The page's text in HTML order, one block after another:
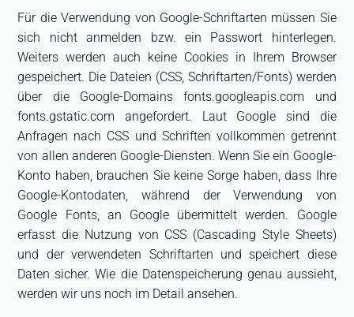
Für die Verwendung von Google-Schriftarten müssen Sie
sich nicht anmelden bzw. ein Passwort hinterlegen.
Weiters werden auch keine Cookies in Ihrem Browser
gespeichert. Die Dateien (CSS, Schriftarten/Fonts) werden
über die Google-Domains fonts.googleapis.com und
fonts.gstatic.com angefordert. Laut Google sind die
Anfragen nach CSS und Schriften vollkommen getrennt
von allen anderen Google-Diensten. Wenn Sie ein Google-
Konto haben, brauchen Sie keine Sorge haben, dass Ihre
Google-Kontodaten, während der Verwendung von
Google Fonts, an Google übermittelt werden. Google
erfasst die Nutzung von CSS (Cascading Style Sheets)
und der verwendeten Schriftarten und speichert diese
Daten sicher. Wie die Datenspeicherung genau aussieht,
werden wir uns noch im Detail ansehen.